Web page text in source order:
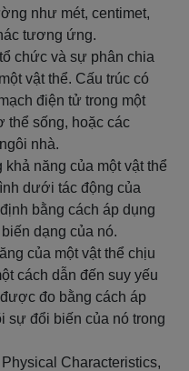
như mét, centimet,
tương ứng.
chức và sự phân chia
vật thể. Cấu trúc có
điện tử trong một
thể sống, hoặc các
nhà.
năng của một vật thể
dưới tác động của
bằng cách áp dụng
dạng của nó.
của một vật thể chịu
cách dẫn đến suy yếu
đo bằng cách áp
sự đổi biến của nó trong
Characteristics,